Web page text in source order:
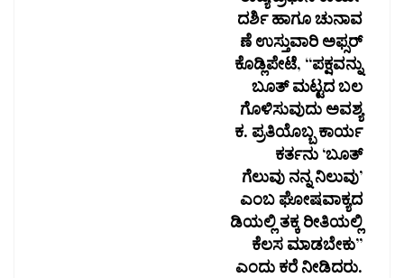
ದರ್ಶಿ ಹಾಗೂ ಚುನಾವ
ಣೆ ಉಸ್ತುವಾರಿ ಅಫ್ಸರ್
ಕೊಡ್ಲಿಪೇಟೆ, “ಪಕ್ಷವನ್ನು
ಬೂತ್ ಮಟ್ಟದ ಬಲ
ಗೊಳಿಸುವುದು ಅವಶ್ಯ
ಕ. ಪ್ರತಿಯೊಬ್ಬ ಕಾರ್ಯ
ಕರ್ತನು ‘ಬೂತ್
ಗೆಲುವು ನನ್ನ ನಿಲುವು’
ಎಂಬ ಘೋಷವಾಕ್ಯದ
ಡಿಯಲ್ಲಿ ತಕ್ಕ ರೀತಿಯಲ್ಲಿ
ಕೆಲಸ ಮಾಡಬೇಕು”
ಎಂದು ಕರೆ ನೀಡಿದರು.